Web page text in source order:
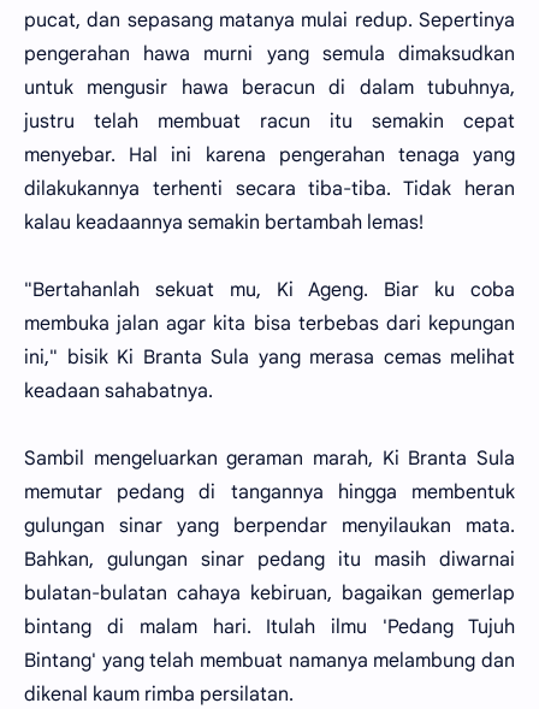
pucat, dan sepasang matanya mulai redup. Sepertinya
pengerahan hawa murni yang semula dimaksudkan
untuk mengusir hawa beracun di dalam tubuhnya,
justru telah membuat racun itu semakin cepat
menyebar. Hal ini karena pengerahan tenaga yang
dilakukannya terhenti secara tiba-tiba. Tidak heran
kalau keadaannya semakin bertambah lemas!
"Bertahanlah sekuat mu, Ki Ageng. Biar ku coba
membuka jalan agar kita bisa terbebas dari kepungan
ini," bisik Ki Branta Sula yang merasa cemas melihat
keadaan sahabatnya.
Sambil mengeluarkan geraman marah, Ki Branta Sula
memutar pedang di tangannya hingga membentuk
gulungan sinar yang berpendar menyilaukan mata.
Bahkan, gulungan sinar pedang itu masih diwarnai
bulatan-bulatan cahaya kebiruan, bagaikan gemerlap
bintang di malam hari. Itulah ilmu 'Pedang Tujuh
Bintang' yang telah membuat namanya melambung dan
dikenal kaum rimba persilatan.